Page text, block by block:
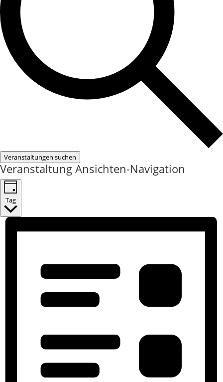
Veranstaltungen suchen
Veranstaltung Ansichten-Navigation
Tag